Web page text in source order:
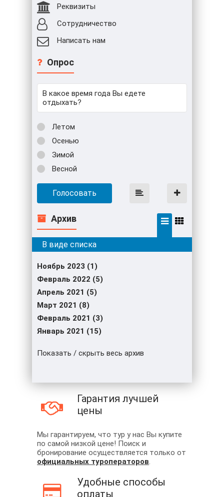
Реквизиты
Сотрудничество
Написать нам
Опрос
В какое время года Вы едете
отдыхать?
Летом
Осенью
Зимой
Весной
Голосовать
Архив
Ноябрь 2023 (1)
Февраль 2022 (5)
Апрель 2021 (5)
Март 2021 (8)
Февраль 2021 (3)
Январь 2021 (15)
Показать / скрыть весь архив
Гарантия лучшей
цены
Мы гарантируем, что тур у нас Вы купите
по самой низкой цене! Поиск и
бронирование осуществляется только от
официальных туроператоров.
Удобные способы
оплаты